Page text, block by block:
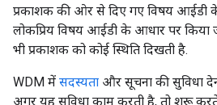
प्रकाशक की ओर से दिए गए विषय आईडी
लोकप्रिय विषय आईडी के आधार पर किया
भी प्रकाशक को कोई स्थिति दिखती है.
WDM में सदस्यता और सूचना की सुविधा
अगर यह सुविधा काम करती है, तो शुरू